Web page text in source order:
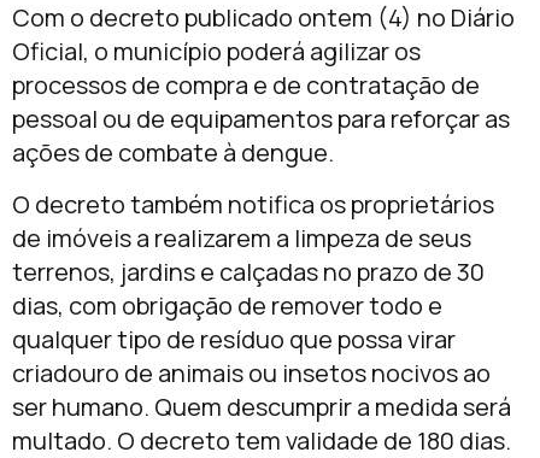
Com o decreto publicado ontem (4) no Diário
Oficial, o município poderá agilizar os
processos de compra e de contratação de
pessoal ou de equipamentos para reforçar as
ações de combate à dengue.
O decreto também notifica os proprietários
de imóveis a realizarem a limpeza de seus
terrenos, jardins e calçadas no prazo de 30
dias, com obrigação de remover todo e
qualquer tipo de resíduo que possa virar
criadouro de animais ou insetos nocivos ao
ser humano. Quem descumprir a medida será
multado. O decreto tem validade de 180 dias.